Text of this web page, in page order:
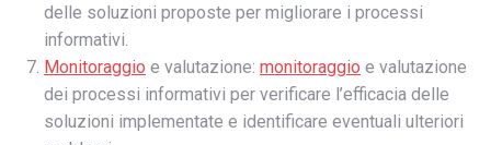
delle soluzioni proposte per migliorare i processi
informativi.
Monitoraggio e valutazione: monitoraggio e valutazione
dei processi informativi per verificare l’efficacia delle
soluzioni implementate e identificare eventuali ulteriori